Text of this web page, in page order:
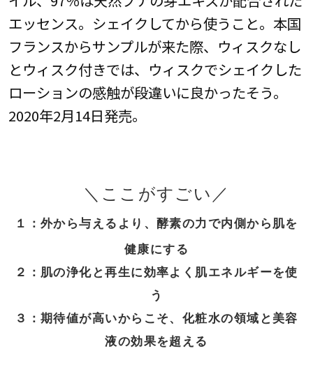
エッセンス。シェイクしてから使うこと。本国
フランスからサンプルが来た際、ウィスクなし
とウィスク付きでは、ウィスクでシェイクした
ローションの感触が段違いに良かったそう。
2020年2月14日発売。
＼ここがすごい／
１：外から与えるより、酵素の力で内側から肌を
健康にする
２：肌の浄化と再生に効率よく肌エネルギーを使
う
３：期待値が高いからこそ、化粧水の領域と美容
液の効果を超える